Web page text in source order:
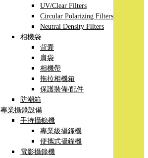
UV/Clear Filters
Circular Polarizing Filters
Neutral Density Filters
相機袋
背囊
肩袋
相機帶
拖拉相機箱
保護裝備/配件
防潮箱
專業攝錄設備
手持攝錄機
專業級攝錄機
便攜式攝錄機
電影攝錄機